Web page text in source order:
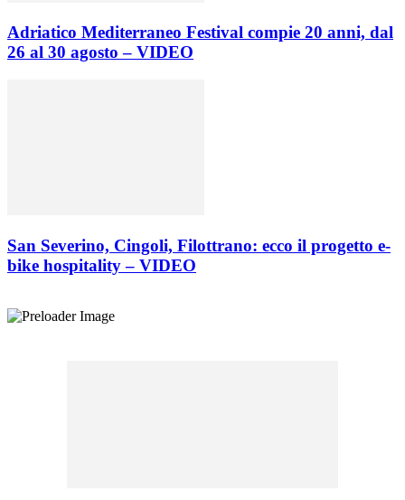
Adriatico Mediterraneo Festival compie 20 anni, dal
26 al 30 agosto – VIDEO
San Severino, Cingoli, Filottrano: ecco il progetto e-
bike hospitality – VIDEO